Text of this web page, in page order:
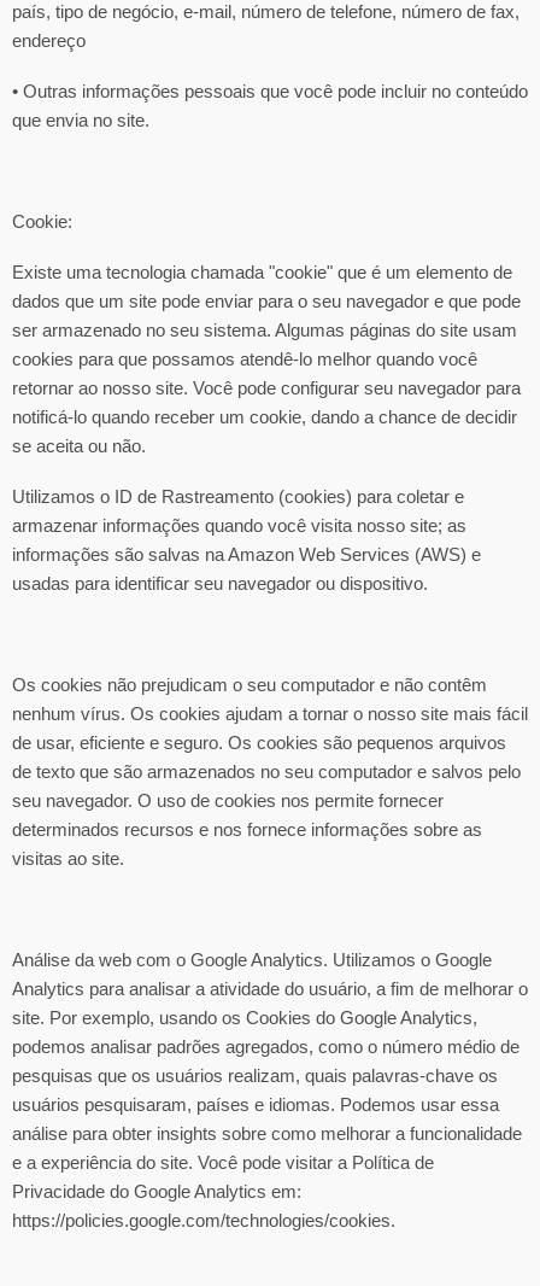
país, tipo de negócio, e-mail, número de telefone, número de fax,
endereço
• Outras informações pessoais que você pode incluir no conteúdo
que envia no site.
Cookie:
Existe uma tecnologia chamada "cookie" que é um elemento de
dados que um site pode enviar para o seu navegador e que pode
ser armazenado no seu sistema. Algumas páginas do site usam
cookies para que possamos atendê-lo melhor quando você
retornar ao nosso site. Você pode configurar seu navegador para
notificá-lo quando receber um cookie, dando a chance de decidir
se aceita ou não.
Utilizamos o ID de Rastreamento (cookies) para coletar e
armazenar informações quando você visita nosso site; as
informações são salvas na Amazon Web Services (AWS) e
usadas para identificar seu navegador ou dispositivo.
Os cookies não prejudicam o seu computador e não contêm
nenhum vírus. Os cookies ajudam a tornar o nosso site mais fácil
de usar, eficiente e seguro. Os cookies são pequenos arquivos
de texto que são armazenados no seu computador e salvos pelo
seu navegador. O uso de cookies nos permite fornecer
determinados recursos e nos fornece informações sobre as
visitas ao site.
Análise da web com o Google Analytics. Utilizamos o Google
Analytics para analisar a atividade do usuário, a fim de melhorar o
site. Por exemplo, usando os Cookies do Google Analytics,
podemos analisar padrões agregados, como o número médio de
pesquisas que os usuários realizam, quais palavras-chave os
usuários pesquisaram, países e idiomas. Podemos usar essa
análise para obter insights sobre como melhorar a funcionalidade
e a experiência do site. Você pode visitar a Política de
Privacidade do Google Analytics em:
https://policies.google.com/technologies/cookies.